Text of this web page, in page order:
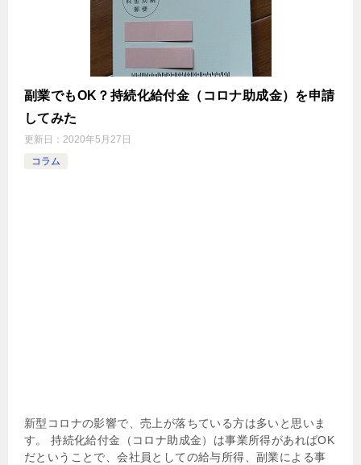
副業でもOK？持続化給付金（コロナ助成金）を申請
してみた
更新日： 2020年5月27日
コラム
新型コロナの影響で、売上が落ちている方は多いと思いま
す。 持続化給付金（コロナ助成金）は事業所得があればOK
だということで、会社員としての給与所得、副業による事